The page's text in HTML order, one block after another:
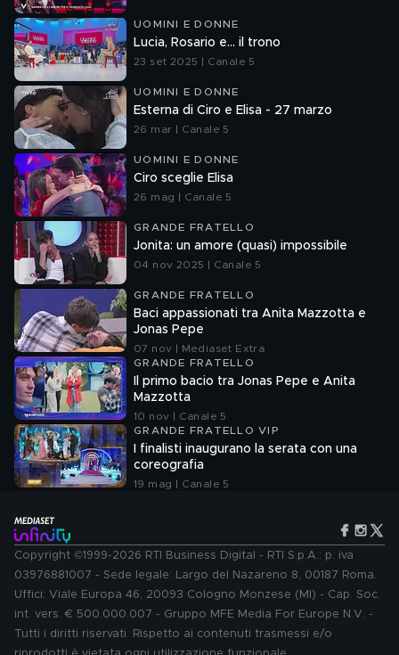
UOMINI E DONNE
Lucia, Rosario e... il trono
23 set 2025 | Canale 5
UOMINI E DONNE
Esterna di Ciro e Elisa - 27 marzo
26 mar | Canale 5
UOMINI E DONNE
Ciro sceglie Elisa
26 mag | Canale 5
GRANDE FRATELLO
Jonita: un amore (quasi) impossibile
04 nov 2025 | Canale 5
GRANDE FRATELLO
Baci appassionati tra Anita Mazzotta e
Jonas Pepe
07 nov | Mediaset Extra
GRANDE FRATELLO
Il primo bacio tra Jonas Pepe e Anita
Mazzotta
10 nov | Canale 5
GRANDE FRATELLO VIP
I finalisti inaugurano la serata con una
coreografia
19 mag | Canale 5
Copyright ©1999-2026 RTI Business Digital - RTI S.p.A.: p. iva
03976881007 - Sede legale: Largo del Nazareno 8, 00187 Roma.
Uffici: Viale Europa 46, 20093 Cologno Monzese (MI) - Cap. Soc.
int. vers. € 500.000.007 - Gruppo MFE Media For Europe N.V. -
Tutti i diritti riservati. Rispetto ai contenuti trasmessi e/o